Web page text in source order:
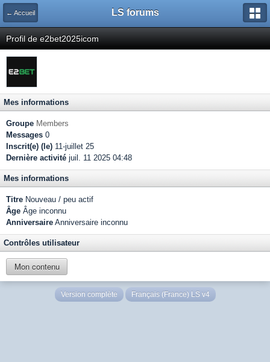
← Accueil LS forums
Profil de e2bet2025icom
Mes informations
Groupe Members
Messages 0
Inscrit(e) (le) 11-juillet 25
Dernière activité juil. 11 2025 04:48
Mes informations
Titre Nouveau / peu actif
Âge Âge inconnu
Anniversaire Anniversaire inconnu
Contrôles utilisateur
Mon contenu
Version complète Français (France) LS v4